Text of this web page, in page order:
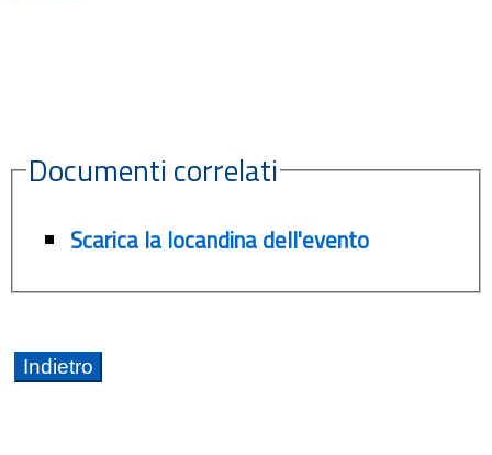
Documenti correlati
Scarica la locandina dell'evento